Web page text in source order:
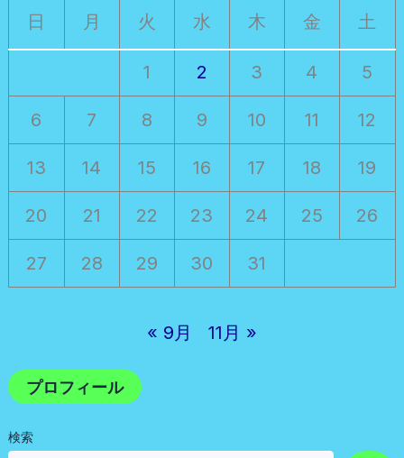
日 月 火 水 木 金 土
1 2 3 4 5
6 7 8 9 10 11 12
13 14 15 16 17 18 19
20 21 22 23 24 25 26
27 28 29 30 31
« 9月 11月 »
プロフィール
検索